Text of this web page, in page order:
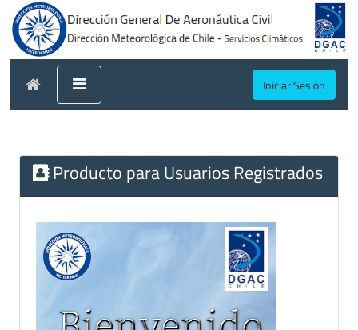
Iniciar Sesión
Producto para Usuarios Registrados